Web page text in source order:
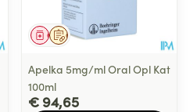
Op voorschrift
Geneesmiddel
Apelka 5mg/ml Oral Opl Kat
100ml
€ 94,65